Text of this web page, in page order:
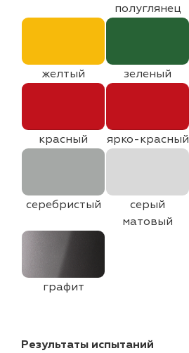
полуглянец
желтый зеленый
красный ярко-красный
серебристый
серый
матовый
графит
Результаты испытаний